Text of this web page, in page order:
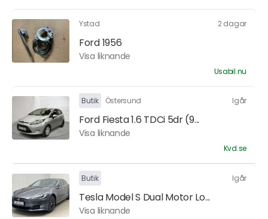
Ystad 2 dagar
Ford 1956
Visa liknande
Usabil.nu
Butik Östersund Igår
Ford Fiesta 1.6 TDCi 5dr (9...
Visa liknande
Kvd.se
Butik Igår
Tesla Model S Dual Motor Lo...
Visa liknande